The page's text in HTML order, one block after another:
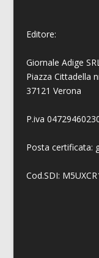
Editore:
Giornale Adige SRL
Piazza Cittadella
37121 Verona
P.iva
Posta certificata:
Cod.SDI: